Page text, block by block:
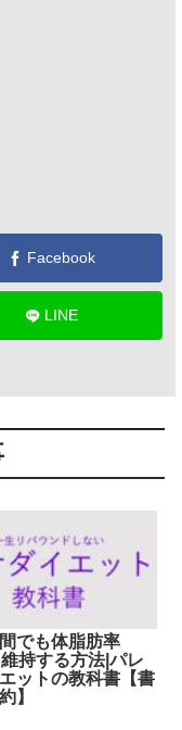
Facebook
LINE
でも体脂肪率
持する方法|パレ
ットの教科書【書
】